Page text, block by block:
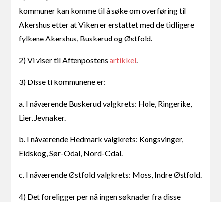
kommuner kan komme til å søke om overføring til
Akershus etter at Viken er erstattet med de tidligere
fylkene Akershus, Buskerud og Østfold.
2) Vi viser til Aftenpostensartikkel
3) Disse ti kommunene er:
a. I nåværende Buskerud valgkrets: Hole, Ringerike,
Lier, Jevnaker.
b. I nåværende Hedmark valgkrets: Kongsvinger,
Eidskog, Sør-Odal, Nord-Odal.
c. I nåværende Østfold valgkrets: Moss, Indre Østfold.
4) Det foreligger per nå ingen søknader fra disse